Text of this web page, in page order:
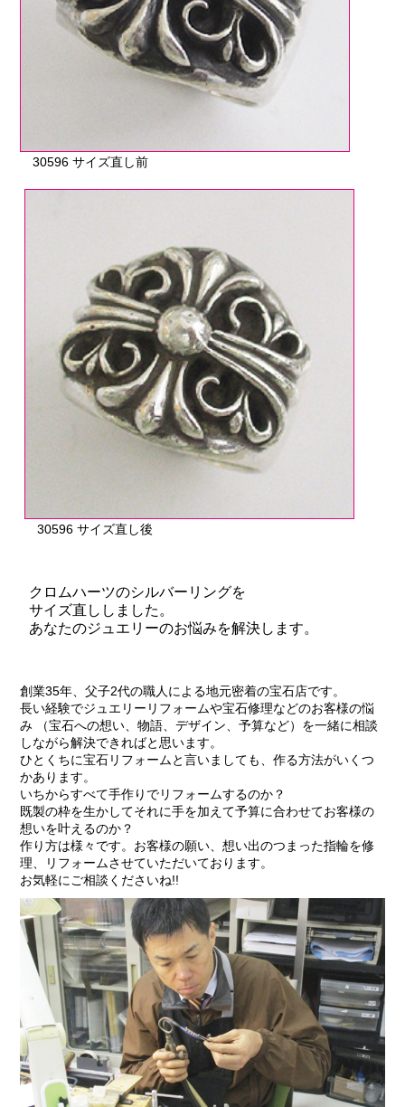
30596 サイズ直し前
30596 サイズ直し後
クロムハーツのシルバーリングを
サイズ直ししました。
あなたのジュエリーのお悩みを解決します。
創業35年、父子2代の職人による地元密着の宝石店です。
長い経験でジュエリーリフォームや宝石修理などのお客様の悩
み （宝石への想い、物語、デザイン、予算など）を一緒に相談
しながら解決できればと思います。
ひとくちに宝石リフォームと言いましても、作る方法がいくつ
かあります。
いちからすべて手作りでリフォームするのか？
既製の枠を生かしてそれに手を加えて予算に合わせてお客様の
想いを叶えるのか？
作り方は様々です。お客様の願い、想い出のつまった指輪を修
理、リフォームさせていただいております。
お気軽にご相談くださいね!!